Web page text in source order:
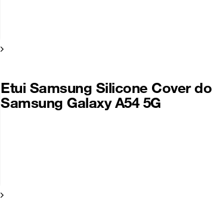
Pokaż następny
Pokaż następny
Etui Samsung Silicone Cover do
Samsung Galaxy A54 5G